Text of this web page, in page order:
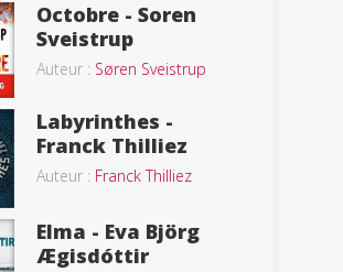
Octobre - Soren
Sveistrup
Auteur : Søren Sveistrup
Labyrinthes -
Franck Thilliez
Auteur : Franck Thilliez
Elma - Eva Björg
Ægisdóttir